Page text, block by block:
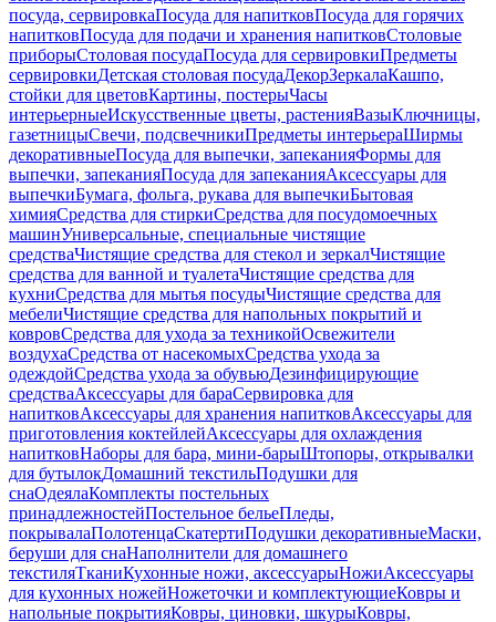
посуда, сервировкаПосуда для напитковПосуда для горячих
напитковПосуда для подачи и хранения напитковСтоловые
приборыСтоловая посудаПосуда для сервировкиПредметы
сервировкиДетская столовая посудаДекорЗеркалаКашпо,
стойки для цветовКартины, постерыЧасы
интерьерныеИскусственные цветы, растенияВазыКлючницы,
газетницыСвечи, подсвечникиПредметы интерьераШирмы
декоративныеПосуда для выпечки, запеканияФормы для
выпечки, запеканияПосуда для запеканияАксессуары для
выпечкиБумага, фольга, рукава для выпечкиБытовая
химияСредства для стиркиСредства для посудомоечных
машинУниверсальные, специальные чистящие
средстваЧистящие средства для стекол и зеркалЧистящие
средства для ванной и туалетаЧистящие средства для
кухниСредства для мытья посудыЧистящие средства для
мебелиЧистящие средства для напольных покрытий и
ковровСредства для ухода за техникойОсвежители
воздухаСредства от насекомыхСредства ухода за
одеждойСредства ухода за обувьюДезинфицирующие
средстваАксессуары для бараСервировка для
напитковАксессуары для хранения напитковАксессуары для
приготовления коктейлейАксессуары для охлаждения
напитковНаборы для бара, мини-барыШтопоры, открывалки
для бутылокДомашний текстильПодушки для
снаОдеялаКомплекты постельных
принадлежностейПостельное бельеПледы,
покрывалаПолотенцаСкатертиПодушки декоративныеМаски,
беруши для снаНаполнители для домашнего
текстиляТканиКухонные ножи, аксессуарыНожиАксессуары
для кухонных ножейНожеточки и комплектующиеКовры и
напольные покрытияКовры, циновки, шкурыКовры,